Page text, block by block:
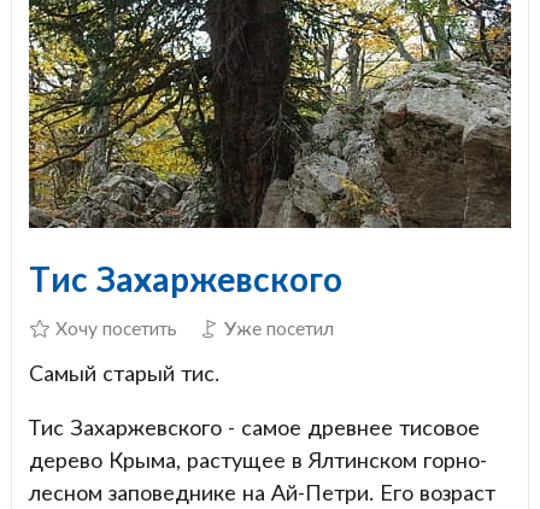
Тис Захаржевского
Хочу посетить Уже посетил
Самый старый тис.
Тис Захаржевского - самое древнее тисовое
дерево Крыма, растущее в Ялтинском горно-
лесном заповеднике на Ай-Петри. Его возраст